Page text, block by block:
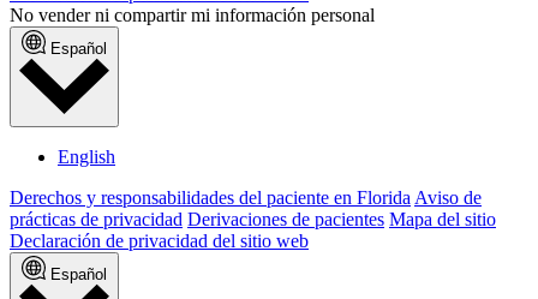
No vender ni compartir mi información personal
Español
English
Derechos y responsabilidades del paciente en Florida Aviso de
prácticas de privacidad Derivaciones de pacientes Mapa del sitio
Declaración de privacidad del sitio web
Español